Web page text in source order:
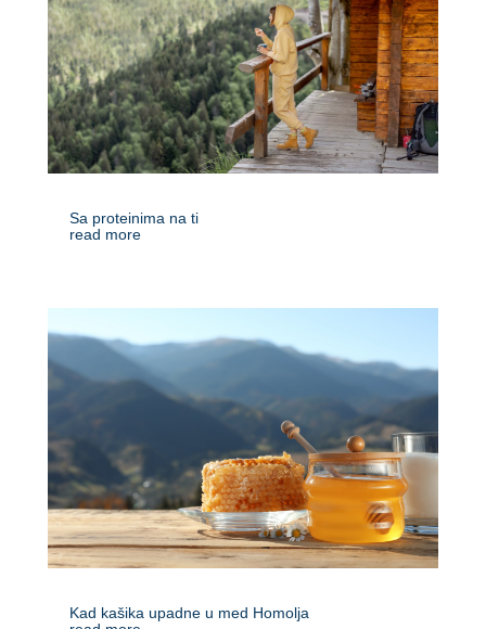
Sa proteinima na ti
read more
Kad kašika upadne u med Homolja